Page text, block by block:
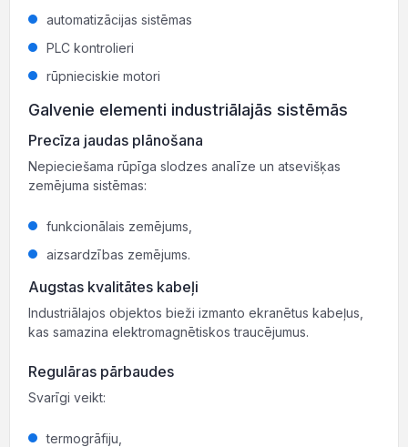
automatizācijas sistēmas
PLC kontrolieri
rūpnieciskie motori
Galvenie elementi industriālajās sistēmās
Precīza jaudas plānošana
Nepieciešama rūpīga slodzes analīze un atsevišķas
zemējuma sistēmas:
funkcionālais zemējums,
aizsardzības zemējums.
Augstas kvalitātes kabeļi
Industriālajos objektos bieži izmanto ekranētus kabeļus,
kas samazina elektromagnētiskos traucējumus.
Regulāras pārbaudes
Svarīgi veikt:
termogrāfiju,